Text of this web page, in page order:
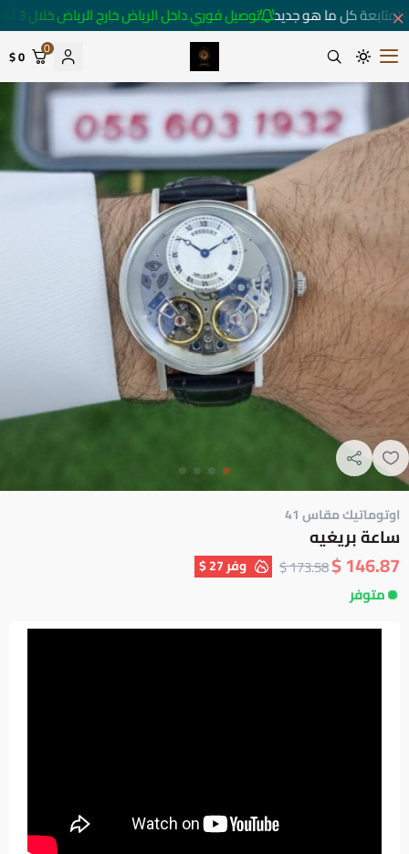
كل ما هو جديد توصيل فوري داخل الرياض خارج الرياض خلال 3 أيام 🚚
متجر ساعات رومانس
0
0 $
اوتوماتيك مقاس 41
ساعة بريغيه
146.87 $
173.58 $ وفر27 $
متوفر